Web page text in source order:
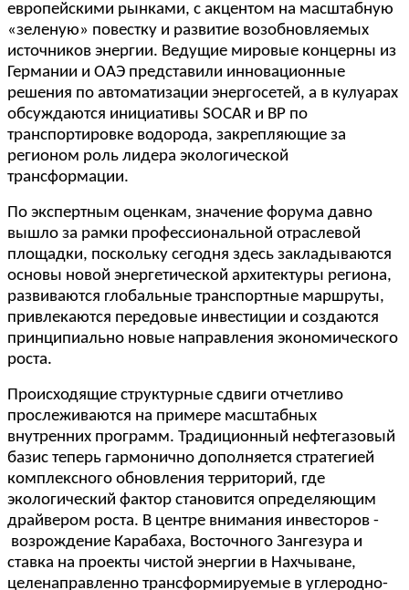
европейскими рынками, с акцентом на масштабную
«зеленую» повестку и развитие возобновляемых
источников энергии. Ведущие мировые концерны из
Германии и ОАЭ представили инновационные
решения по автоматизации энергосетей, а в кулуарах
обсуждаются инициативы SOCAR и BP по
транспортировке водорода, закрепляющие за
регионом роль лидера экологической
трансформации.
По экспертным оценкам, значение форума давно
вышло за рамки профессиональной отраслевой
площадки, поскольку сегодня здесь закладываются
основы новой энергетической архитектуры региона,
развиваются глобальные транспортные маршруты,
привлекаются передовые инвестиции и создаются
принципиально новые направления экономического
роста.
Происходящие структурные сдвиги отчетливо
прослеживаются на примере масштабных
внутренних программ. Традиционный нефтегазовый
базис теперь гармонично дополняется стратегией
комплексного обновления территорий, где
экологический фактор становится определяющим
драйвером роста. В центре внимания инвесторов -
возрождение Карабаха, Восточного Зангезура и
ставка на проекты чистой энергии в Нахчыване,
целенаправленно трансформируемые в углеродно-